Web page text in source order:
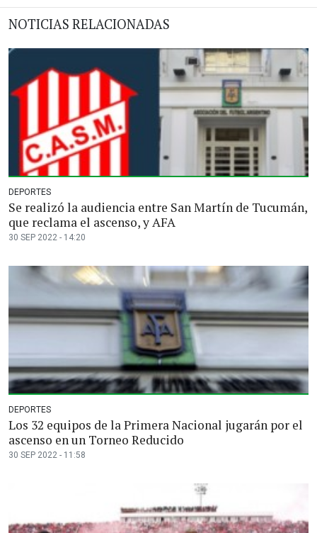
NOTICIAS RELACIONADAS
DEPORTES
Se realizó la audiencia entre San Martín de Tucumán,
que reclama el ascenso, y AFA
30 SEP 2022 - 14:20
DEPORTES
Los 32 equipos de la Primera Nacional jugarán por el
ascenso en un Torneo Reducido
30 SEP 2022 - 11:58